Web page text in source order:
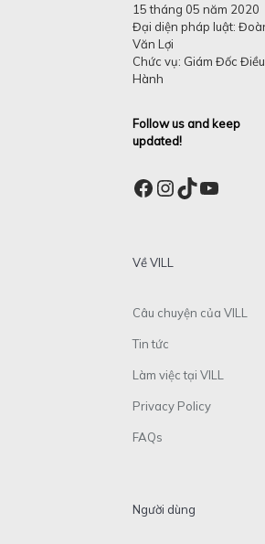
15 tháng 05 năm 2020
Đại diện pháp luật:
Văn Lợi
Chức vụ: Giám Đốc Điều
Hành
Follow us and keep
updated!
Facebook
Instagram
TikTok
Về VILL
Câu chuyện của VILL
Tin tức
Làm việc tại VILL
Privacy Policy
FAQs
Người dùng